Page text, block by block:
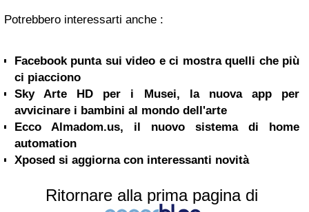
Potrebbero interessarti anche :
Facebook punta sui video e ci mostra quelli che più
ci piacciono
Sky Arte HD per i Musei, la nuova app per
avvicinare i bambini al mondo dell'arte
Ecco Almadom.us, il nuovo sistema di home
automation
Xposed si aggiorna con interessanti novità
Ritornare alla prima pagina di